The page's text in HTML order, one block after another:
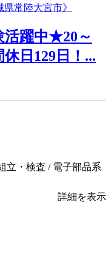
活躍中★20～
日129日！...
立・検査 / 電子部品系
詳細を表示